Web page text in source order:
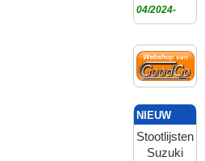
04/2024-
NIEUW
Stootlijsten
Suzuki